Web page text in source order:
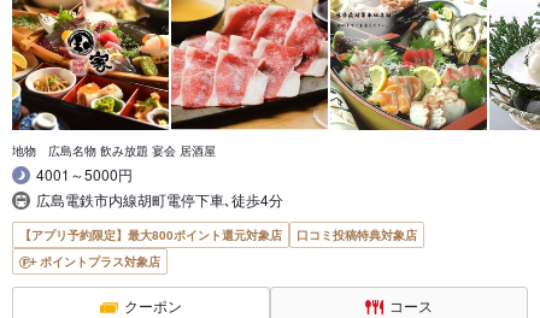
地物 広島名物 飲み放題 宴会 居酒屋
4001～5000円
広島電鉄市内線胡町電停下車､徒歩4分
【アプリ予約限定】最大800ポイント還元対象店
口コミ投稿特典対象店
ポイントプラス対象店
クーポン コース